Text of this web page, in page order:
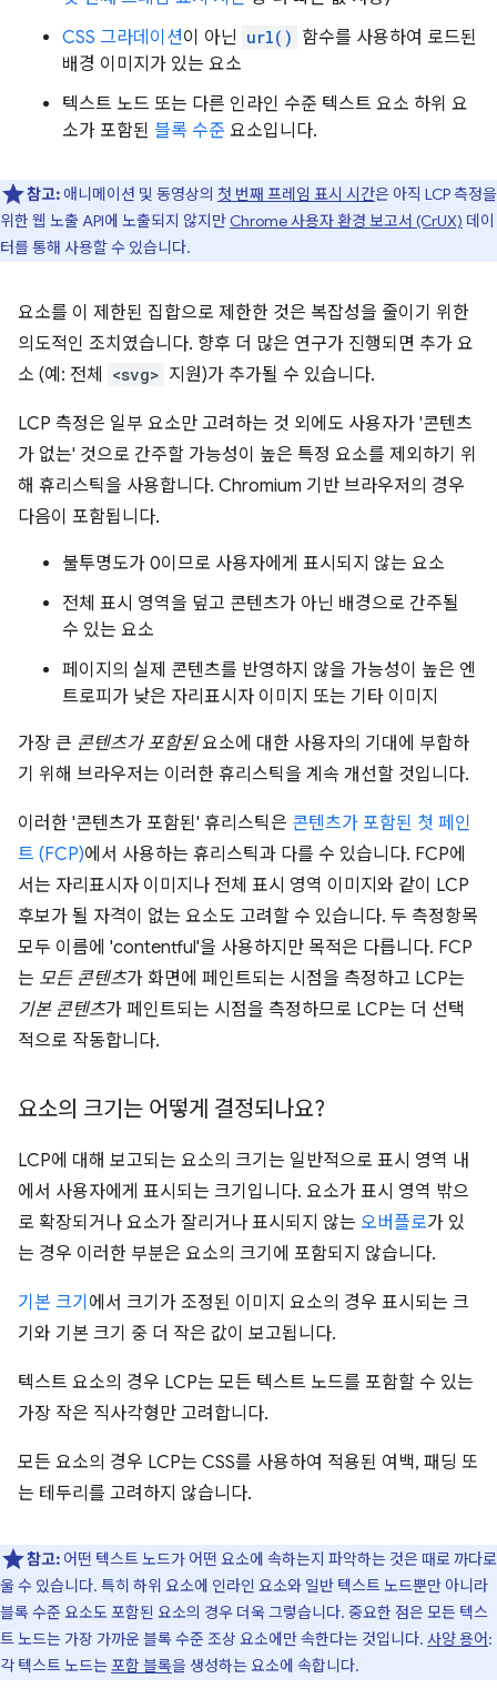
CSS 그라데이션이 아닌 url() 함수를 사용하여 로드된
배경 이미지가 있는 요소
텍스트 노드 또는 다른 인라인 수준 텍스트 요소 하위 요
소가 포함된 블록 수준 요소입니다.
참고: 애니메이션 및 동영상의 첫 번째 프레임 표시 시간은 아직 LCP 측정을
위한 웹 노출 API에 노출되지 않지만 Chrome 사용자 환경 보고서 (CrUX) 데이
터를 통해 사용할 수 있습니다.
요소를 이 제한된 집합으로 제한한 것은 복잡성을 줄이기 위한
의도적인 조치였습니다. 향후 더 많은 연구가 진행되면 추가 요
소 (예: 전체
<svg> 지원)가 추가될 수 있습니다.
LCP 측정은 일부 요소만 고려하는 것 외에도 사용자가 '콘텐츠
가 없는' 것으로 간주할 가능성이 높은 특정 요소를 제외하기 위
해 휴리스틱을 사용합니다. Chromium 기반 브라우저의 경우
다음이 포함됩니다.
불투명도가 0이므로 사용자에게 표시되지 않는 요소
전체 표시 영역을 덮고 콘텐츠가 아닌 배경으로 간주될
수 있는 요소
페이지의 실제 콘텐츠를 반영하지 않을 가능성이 높은 엔
트로피가 낮은 자리표시자 이미지 또는 기타 이미지
가장 큰 콘텐츠가 포함된요소에 대한 사용자의 기대에 부합하
기 위해 브라우저는 이러한 휴리스틱을 계속 개선할 것입니다.
이러한 '콘텐츠가 포함된' 휴리스틱은 콘텐츠가 포함된 첫 페인
트 (FCP)에서 사용하는 휴리스틱과 다를 수 있습니다. FCP에
서는 자리표시자 이미지나 전체 표시 영역 이미지와 같이 LCP
후보가 될 자격이 없는 요소도 고려할 수 있습니다. 두 측정항목
모두 이름에 'contentful'을 사용하지만 목적은 다릅니다. FCP
는 모든 콘텐츠가 화면에 페인트되는 시점을 측정하고 LCP는
기본 콘텐츠가 페인트되는 시점을 측정하므로 LCP는 더 선택
적으로 작동합니다.
요소의 크기는 어떻게 결정되나요?
LCP에 대해 보고되는 요소의 크기는 일반적으로 표시 영역 내
에서 사용자에게 표시되는 크기입니다. 요소가 표시 영역 밖으
로 확장되거나 요소가 잘리거나 표시되지 않는 오버플로가 있
는 경우 이러한 부분은 요소의 크기에 포함되지 않습니다.
기본 크기 에서 크기가 조정된 이미지 요소의 경우 표시되는 크
기와 기본 크기 중 더 작은 값이 보고됩니다.
텍스트 요소의 경우 LCP는 모든 텍스트 노드를 포함할 수 있는
가장 작은 직사각형만 고려합니다.
모든 요소의 경우 LCP는 CSS를 사용하여 적용된 여백, 패딩 또
는 테두리를 고려하지 않습니다.
참고: 어떤 텍스트 노드가 어떤 요소에 속하는지 파악하는 것은 때로 까다로
울 수 있습니다. 특히 하위 요소에 인라인 요소와 일반 텍스트 노드뿐만 아니라
블록 수준 요소도 포함된 요소의 경우 더욱 그렇습니다. 중요한 점은 모든 텍스
트 노드는 가장 가까운 블록 수준 조상 요소에만 속한다는 것입니다. 사양 용어:
각 텍스트 노드는포함 블록을 생성하는 요소에 속합니다.